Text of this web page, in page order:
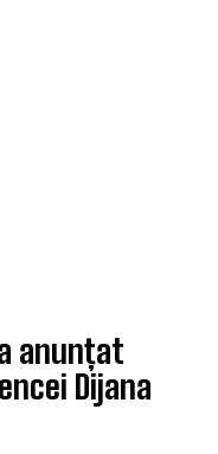
anunțat
Dijana